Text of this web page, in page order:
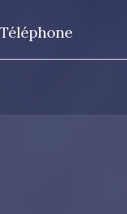
Téléphone